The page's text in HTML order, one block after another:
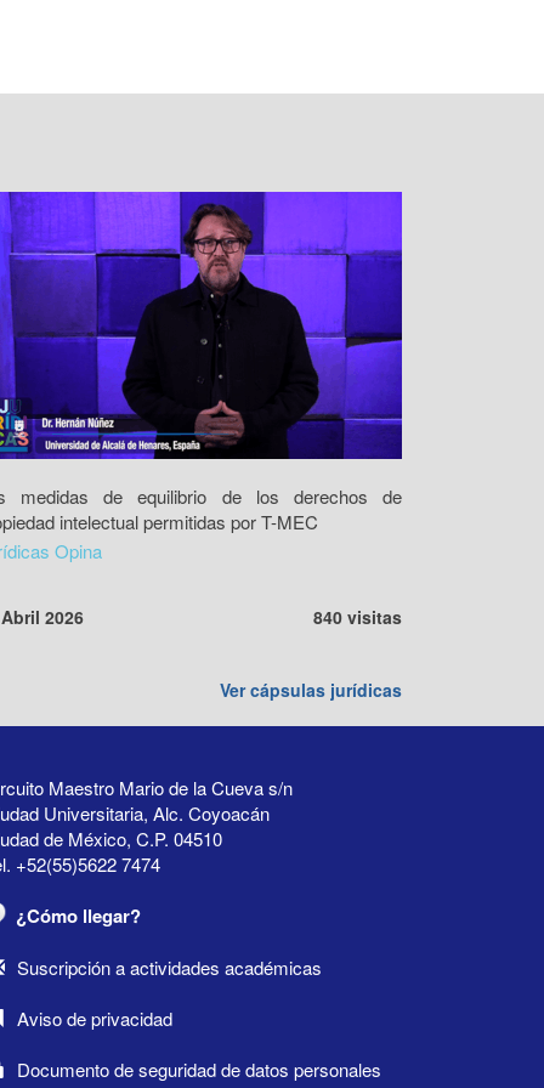
medidas de equilibrio de los derechos de
intelectual permitidas por T-MEC
Opina
2026 840 visitas
Ver cápsulas jurídicas
Maestro Mario de la Cueva s/n
Universitaria, Alc. Coyoacán
de México, C.P. 04510
+52(55)5622 7474
¿Cómo llegar?
Suscripción a actividades académicas
Aviso de privacidad
Documento de seguridad de datos personales